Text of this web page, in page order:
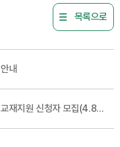
목록으로
내
재지원 신청자 모집(4.8.